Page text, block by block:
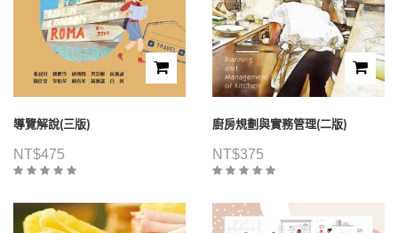
導覽解說(三版)
NT$475
廚房規劃與實務管理(二版)
NT$375